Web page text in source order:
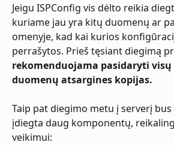
Jeigu ISPConfig vis dėlto reikia
kuriame jau yra kitų duomenų ar
omenyje, kad kai kurios
perrašytos. Prieš tęsiant diegimą
rekomenduojama pasidaryti visų
duomenų atsargines kopijas.
Taip pat diegimo metu į serverį
įdiegta daug komponentų,
veikimui: